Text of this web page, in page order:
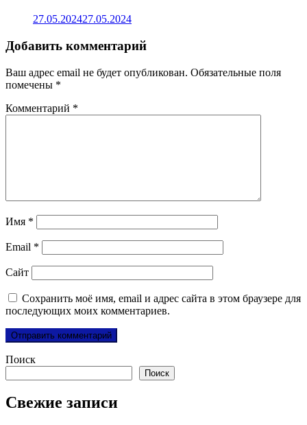
27.05.202427.05.2024
Добавить комментарий
Ваш адрес email не будет опубликован. Обязательные поля
помечены *
Комментарий *
Имя *
Email *
Сайт
Сохранить моё имя, email и адрес сайта в этом браузере для
последующих моих комментариев.
Поиск
Поиск
Свежие записи